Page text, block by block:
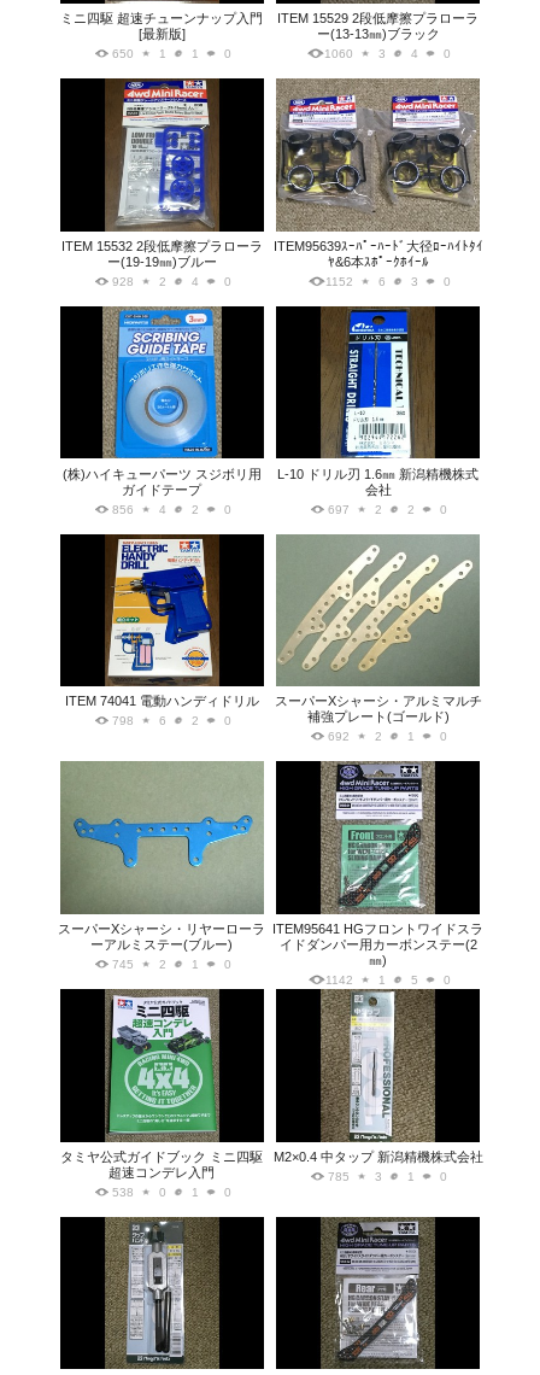
ミニ四駆 超速チューンナップ入門
[最新版]
650 1 1 0
ITEM 15529 2段低摩擦プラローラ
ー(13-13㎜)ブラック
1060 3 4 0
ITEM 15532 2段低摩擦プラローラ
ー(19-19㎜)ブルー
928 2 4 0
ITEM95639ｽｰﾊﾟｰﾊｰﾄﾞ大径ﾛｰﾊｲﾄﾀｲ
ﾔ&6本ｽﾎﾟｰｸﾎｲｰﾙ
1152 6 3 0
(株)ハイキューパーツ スジボリ用
ガイドテープ
856 4 2 0
L-10 ドリル刃 1.6㎜ 新潟精機株式
会社
697 2 2 0
ITEM 74041 電動ハンディドリル
798 6 2 0
スーパーXシャーシ・アルミマルチ
補強プレート(ゴールド)
692 2 1 0
スーパーXシャーシ・リヤーローラ
ーアルミステー(ブルー)
745 2 1 0
ITEM95641 HGフロントワイドスラ
イドダンパー用カーボンステー(2
㎜)
1142 1 5 0
タミヤ公式ガイドブック ミニ四駆
超速コンデレ入門
538 0 1 0
M2×0.4 中タップ 新潟精機株式会社
785 3 1 0